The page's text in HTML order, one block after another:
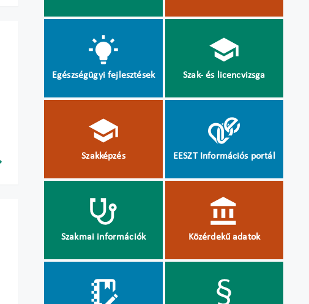
Egészségügyi fejlesztések Szak- és licencvizsga
Szakképzés EESZT Információs portál
Szakmai információk Közérdekű adatok